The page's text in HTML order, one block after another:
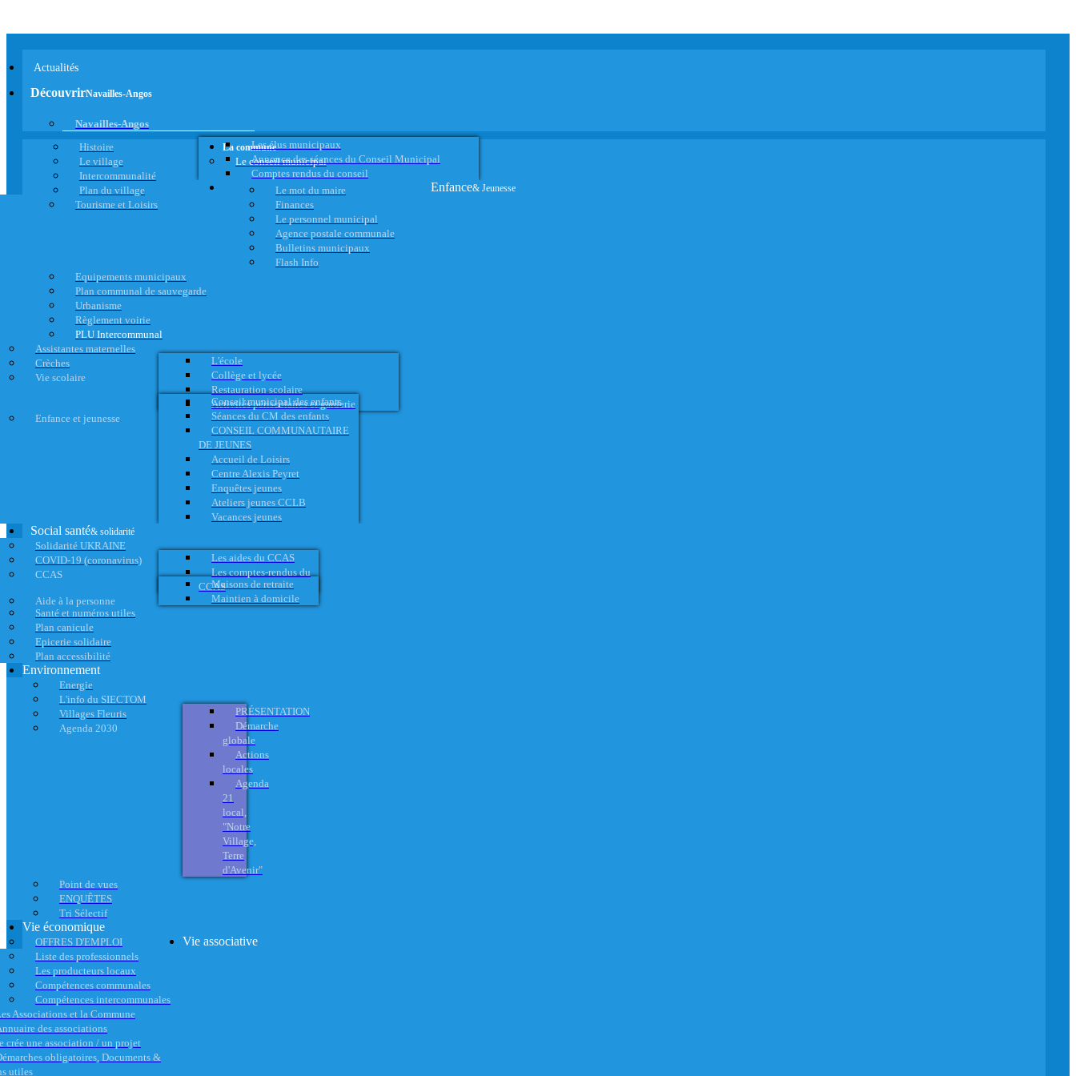
Actualités
DécouvrirNavailles-Angos
Navailles-Angos
Histoire
Le village
Intercommunalité
Plan du village
Tourisme et Loisirs
La commune
Le conseil municipal
Les élus municipaux
Annonce des séances du Conseil Municipal
Comptes rendus du conseil
Le mot du maire
Finances
Le personnel municipal
Agence postale communale
Bulletins municipaux
Flash Info
Equipements municipaux
Plan communal de sauvegarde
Urbanisme
Règlement voirie
PLU Intercommunal
Enfance& Jeunesse
Assistantes maternelles
Crèches
Vie scolaire
L'école
Collège et lycée
Restauration scolaire
Activités périscolaires et garderie
Enfance et jeunesse
Conseil municipal des enfants
Séances du CM des enfants
CONSEIL COMMUNAUTAIRE
DE JEUNES
Accueil de Loisirs
Centre Alexis Peyret
Enquêtes jeunes
Ateliers jeunes CCLB
Vacances jeunes
Social santé& solidarité
Solidarité UKRAINE
COVID-19 (coronavirus)
CCAS
Les aides du CCAS
Les comptes-rendus du
CCAS
Aide à la personne
Maisons de retraite
Maintien à domicile
Santé et numéros utiles
Plan canicule
Epicerie solidaire
Plan accessibilité
Environnement
Energie
L'info du SIECTOM
Villages Fleuris
Agenda 2030
PRÉSENTATION
Démarche
globale
Actions
locales
Agenda
21
local,
"Notre
Village,
Terre
d'Avenir"
Point de vues
ENQUÊTES
Tri Sélectif
Vie économique
OFFRES D'EMPLOI
Liste des professionnels
Les producteurs locaux
Compétences communales
Compétences intercommunales
Vie associative
Associations et la Commune
des associations
crée une association / un projet
obligatoires, Documents &
utiles